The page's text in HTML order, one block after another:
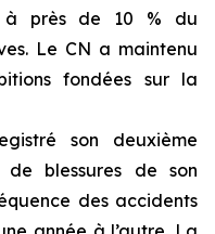
à près de 10 % du
Le CN a maintenu
fondées sur la
son deuxième
blessures de son
des accidents